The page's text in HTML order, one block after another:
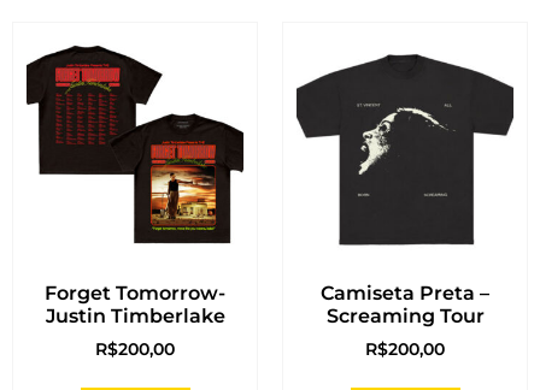
Forget Tomorrow-
Justin Timberlake
R$200,00
Camiseta Preta –
Screaming Tour
R$200,00